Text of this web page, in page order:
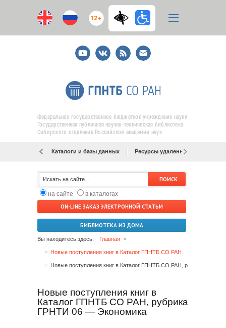
12+
YoutubeВКонтакте
RSS
E-
mail
подписка
Федеральное государственное бюджетное учреждение науки
Государственная публичная научно-техническая библиотека
Сибирского отделения Российской академии наук
Каталоги и базы данных Ресурсы удаленного доступа
на сайте
в каталогах
ON-LINE ЗАКАЗ ЭЛЕКТРОННОЙ СТАТЬИ
БИБЛИОТЕКА ИЗ ДОМА
Вы находитесь здесь: Главная
Новые поступления книг в Каталог ГПНТБ СО РАН
Новые поступления книг в
Каталог ГПНТБ СО РАН, рубрика
ГРНТИ 06 — Экономика